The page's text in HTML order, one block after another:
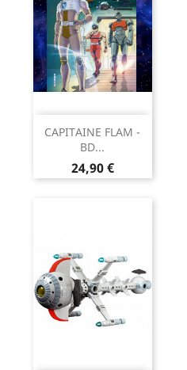
CAPITAINE FLAM -
BD...
Prix
24,90 €